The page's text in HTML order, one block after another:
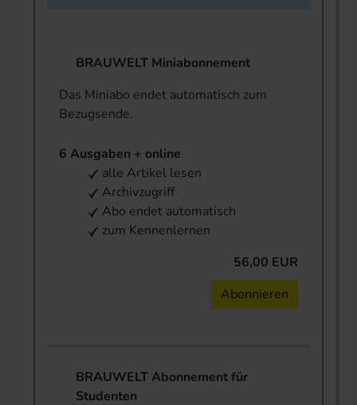
BRAUWELT Miniabonnement
Das Miniabo endet automatisch zum
Bezugsende.
6 Ausgaben + online
alle Artikel lesen
Archivzugriff
Abo endet automatisch
zum Kennenlernen
56,00 EUR
Abonnieren
BRAUWELT Abonnement für
Studenten